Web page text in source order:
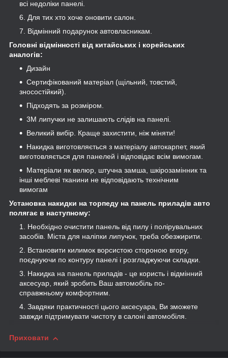
всі недоліки панелі.
Для тих хто хоче оновити салон.
Відмінний подарунок автовласникам.
Головні відмінності від китайських і корейських
аналогів:
Дизайн
Сертифікований матеріал (щільний, товстий,
зносостійкий).
Підходять за розміром.
3М липучки не залишають слідів на панелі.
Великий вибір. Краще захистити, ніж міняти!
Накидка виготовляється з матеріалу автокарпет, який
виготовляється для панелей і відповідає всім вимогам.
Матеріали як велюр, штучна замша, шкірозамінник та
інші меблеві тканини не відповідають технічним
вимогам
Установка накидки на торпеду на панель приладів авто
полягає в наступному:
Необхідно очистити панель від пилу і полірувальних
засобів. Міста для наліпки липучок, треба обезжирити.
Встановити килимок ворсистою стороною вгору,
поєднуючи по контуру панелі і розгладжуючи складки.
Накидка на панель приладів - це користь і відмінний
аксесуар, який зробить Ваш автомобіль по-
справжньому комфортним.
Завдяки практичності цього аксесуара, Ви зможете
завжди підтримувати чистоту в салоні автомобіля.
Приховати